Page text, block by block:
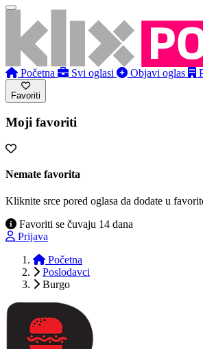
Početna Svi oglasi Objavi oglas
Favoriti
Moji favoriti
Nemate favorita
Kliknite srce pored oglasa da dodate u
Favoriti se čuvaju 14 dana
Prijava
Početna
Poslodavci
Burgo